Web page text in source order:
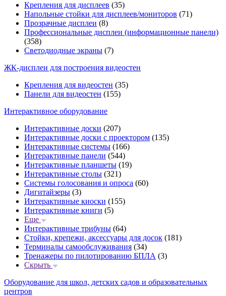
Крепления для дисплеев (35)
Напольные стойки для дисплеев/мониторов (71)
Прозрачные дисплеи (8)
Профессиональные дисплеи (информационные панели)
(358)
Светодиодные экраны (7)
ЖК-дисплеи для построения видеостен
Крепления для видеостен (35)
Панели для видеостен (155)
Интерактивное оборудование
Интерактивные доски (207)
Интерактивные доски с проектором (135)
Интерактивные системы (166)
Интерактивные панели (544)
Интерактивные планшеты (19)
Интерактивные столы (321)
Системы голосования и опроса (60)
Дигитайзеры (3)
Интерактивные киоски (155)
Интерактивные книги (5)
Еще
Интерактивные трибуны (64)
Стойки, крепежи, аксессуары для досок (181)
Терминалы самообслуживания (34)
Тренажеры по пилотированию БПЛА (3)
Скрыть
Оборудование для школ, детских садов и образовательных
центров